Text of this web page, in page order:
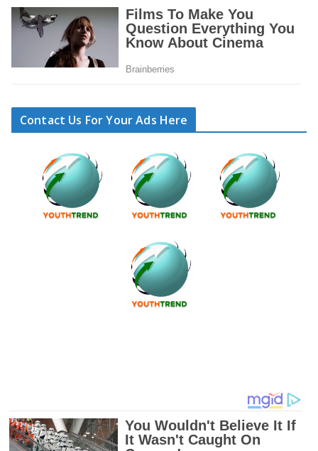
Contact Us For Your Ads Here